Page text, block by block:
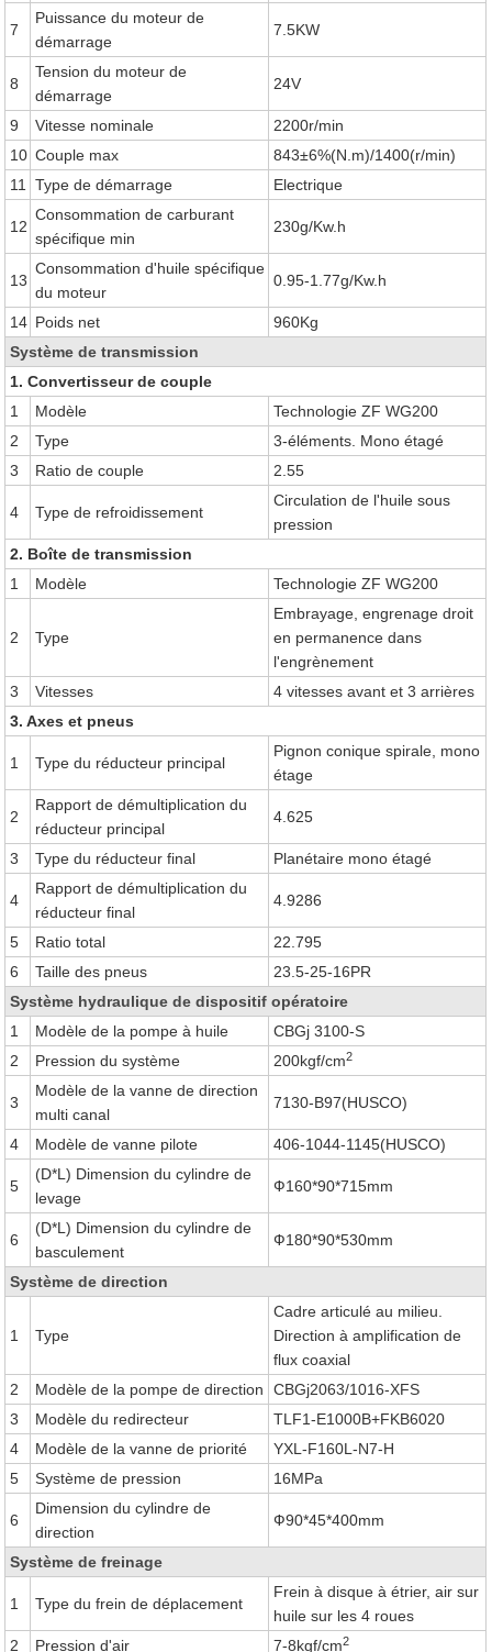
7
Puissance du moteur de
démarrage
7.5KW
8
Tension du moteur de
démarrage
24V
9 Vitesse nominale
2200r/min
10 Couple max
843±6%(N.m)/1400(r/min)
11
Type de démarrage Electrique
12
Consommation de carburant
spécifique min
230g/Kw.h
13
Consommation d'huile spécifique
du moteur
0.95-1.77g/Kw.h
14 Poids net
960Kg
Système de transmission
1. Convertisseur de couple
1
Modèle
Technologie ZF WG200
2
Type
3-éléments. Mono étagé
3
Ratio de couple 2.55
4 Type de refroidissement
Circulation de l'huile sous
pression
2. Boîte de transmission
1
Modèle Technologie ZF WG200
2 Type
Embrayage, engrenage droit
en permanence dans
l'engrènement
3
Vitesses
4 vitesses avant et 3 arrières
3. Axes et pneus
1 Type du réducteur principal
Pignon conique spirale, mono
étage
2
Rapport de démultiplication du
réducteur principal
4.625
3 Type du réducteur final Planétaire mono étagé
4
Rapport de démultiplication du
réducteur final
4.9286
5 Ratio total
22.795
6
Taille des pneus
23.5-25-16PR
Système hydraulique de dispositif opératoire
1
Modèle de la pompe à huile
CBGj 3100-S
2
Pression du système 200kgf/cm2
3
Modèle de la vanne de direction
multi canal
7130-B97(HUSCO)
4 Modèle de vanne pilote 406-1044-1145(HUSCO)
5
(D*L) Dimension du cylindre de
levage
Ф160*90*715mm
6
(D*L) Dimension du cylindre de
basculement
Ф180*90*530mm
Système de direction
1 Type
Cadre articulé au milieu.
Direction à amplification de
flux coaxial
2
Modèle de la pompe de direction
CBGj2063/1016-XFS
3
Modèle du redirecteur
TLF1-E1000B+FKB6020
4
Modèle de la vanne de priorité
YXL-F160L-N7-H
5
Système de pression 16MPa
6
Dimension du cylindre de
direction
Ф90*45*400mm
Système de freinage
1 Type du frein de déplacement
Frein à disque à étrier, air sur
huile sur les 4 roues
2
Pression d'air 7-8kgf/cm2